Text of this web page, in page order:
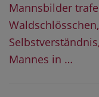
Mannsbilder
Mannes in …